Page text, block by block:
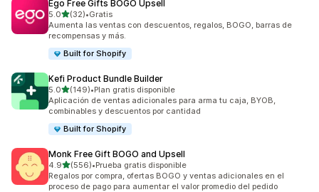
Ego Free Gifts BOGO Upsell
5.0de 5 estrellas
(32)
32 reseñas en total
•Gratis
Aumenta las ventas con descuentos, regalos, BOGO, barras de
recompensas y más.
Built for Shopify
Kefi Product Bundle Builder
5.0de 5 estrellas
(149)
149 reseñas en total
•Plan gratis disponible
Aplicación de ventas adicionales para arma tu caja, BYOB,
combinables y descuentos por cantidad
Built for Shopify
Monk Free Gift BOGO and Upsell
4.9de 5 estrellas
(556)
556 reseñas en total
•Prueba gratis disponible
Regalos por compra, ofertas BOGO y ventas adicionales en el
proceso de pago para aumentar el valor promedio del pedido